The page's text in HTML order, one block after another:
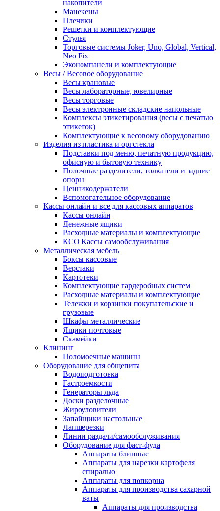
накопители
Манекены
Плечики
Решетки и комплектующие
Стулья
Торговые системы Joker, Uno, Global, Vertical,
Neo Fix
Экономпанели и комплектующие
Весы / Весовое оборудование
Весы крановые
Весы лабораторные, ювелирные
Весы торговые
Весы электронные складские напольные
Комплексы этикетирования (весы с печатью
этикеток)
Комплектующие к весовому оборудованию
Изделия из пластика и оргстекла
Подставки под меню, печатную продукцию,
офисную и бытовую технику
Полочные разделители, толкатели и задние
опоры
Ценникодержатели
Вспомогательное оборудование
Кассы онлайн и все для кассовых аппаратов
Кассы онлайн
Денежные ящики
Расходные материалы и комплектующие
КСО Кассы самообслуживания
Металлическая мебель
Боксы кассовые
Верстаки
Картотеки
Комплектующие гардеробных систем
Расходные материалы и комплектующие
Тележки и корзинки покупательские и
грузовые
Шкафы металлические
Ящики почтовые
Скамейки
Клининг
Поломоечные машины
Оборудование для общепита
Водоподготовка
Гастроемкости
Генераторы льда
Доски разделочные
Жироуловители
Запайщики настольные
Лапшерезки
Линии раздачи/самообслуживания
Оборудование для фаст-фуда
Аппараты блинные
Аппараты для нарезки картофеля
спиралью
Аппараты для попкорна
Аппараты для производства сахарной
ваты
Аппараты для производства